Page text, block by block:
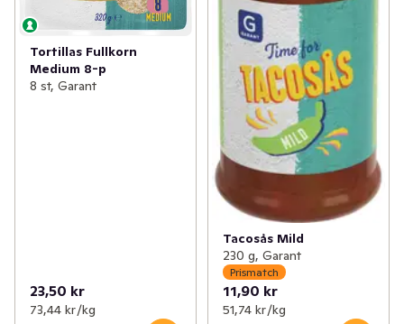
Tortillas Fullkorn
Medium 8-p
8 st, Garant
23,50 kr
73,44 kr /kg
Tacosås Mild
230 g, Garant
Prismatch
11,90 kr
51,74 kr /kg